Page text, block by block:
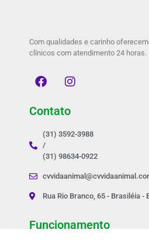
Com qualidades e carinho
clínicos com atendimento 24 horas.
Contato
(31) 3592-3988
/
(31) 98634-0922
Rua Rio Branco, 65 - Brasiléia -
Funcionamento